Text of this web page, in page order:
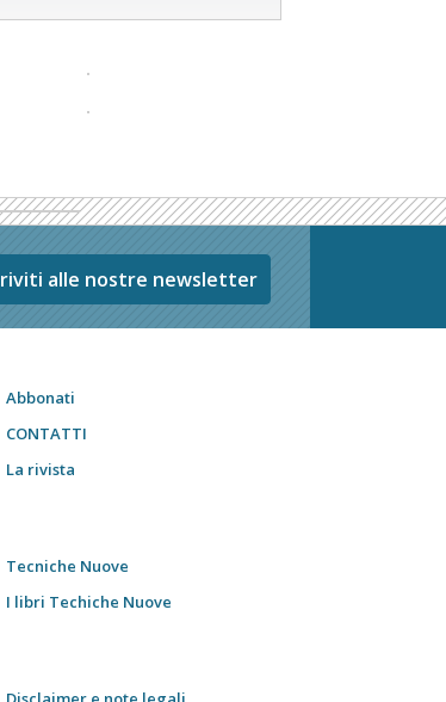
alle nostre newsletter
Abbonati
CONTATTI
La rivista
Tecniche Nuove
I libri Techiche Nuove